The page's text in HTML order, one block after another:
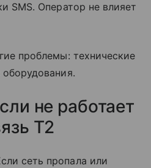
SMS. Оператор не влияет
проблемы: технические
не работает
T2
сеть пропала или